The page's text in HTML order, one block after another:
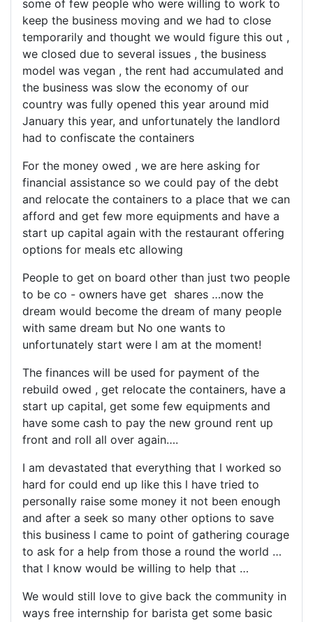
some of few people who were willing to work to
keep the business moving and we had to close
temporarily and thought we would figure this out ,
we closed due to several issues , the business
model was vegan , the rent had accumulated and
the business was slow the economy of our
country was fully opened this year around mid
January this year, and unfortunately the landlord
had to confiscate the containers
For the money owed , we are here asking for
financial assistance so we could pay of the debt
and relocate the containers to a place that we can
afford and get few more equipments and have a
start up capital again with the restaurant offering
options for meals etc allowing
People to get on board other than just two people
to be co - owners have get shares …now the
dream would become the dream of many people
with same dream but No one wants to
unfortunately start were l am at the moment!
The finances will be used for payment of the
rebuild owed , get relocate the containers, have a
start up capital, get some few equipments and
have some cash to pay the new ground rent up
front and roll all over again….
I am devastated that everything that l worked so
hard for could end up like this l have tried to
personally raise some money it not been enough
and after a seek so many other options to save
this business l came to point of gathering courage
to ask for a help from those a round the world …
that l know would be willing to help that …
We would still love to give back the community in
ways free internship for barista get some basic